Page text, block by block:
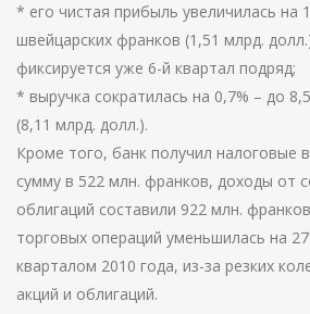
* его чистая прибыль увеличилась на
швейцарских франков (1,51 млрд.
фиксируется уже 6-й квартал подряд;
* выручка сократилась на 0,7% – до
(8,11 млрд. долл.).
Кроме того, банк получил
сумму в 522 млн. франков, доходы от
облигаций составили 922 млн.
торговых операций уменьшилась на
кварталом 2010 года, из-за резких
акций и облигаций.